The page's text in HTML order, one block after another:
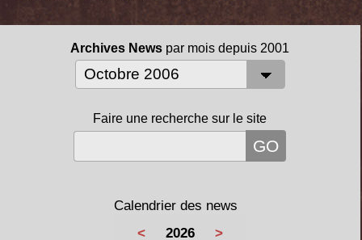
Archives News par mois depuis 2001
Faire une recherche sur le site
Calendrier des news
<
2026 >